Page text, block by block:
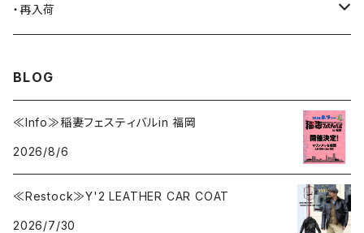
BLACK JACK BOOTS
CAMBER
ライター
エプロン
2026.7.31
2026.7.6
・再入荷
2026.7.23
BLOG
≪Info≫稲妻フェスティバルin 福岡
2026/8/6
≪Restock≫Y'2 LEATHER CAR COAT
2026/7/30